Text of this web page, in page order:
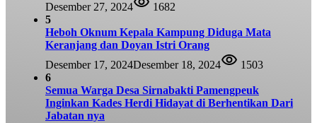
Desember 27, 2024
1682
5
Heboh Oknum Kepala Kampung Diduga Mata
Keranjang dan Doyan Istri Orang
Desember 17, 2024Desember 18, 2024
1503
6
Semua Warga Desa Sirnabakti Pamengpeuk
Inginkan Kades Herdi Hidayat di Berhentikan Dari
Jabatan nya